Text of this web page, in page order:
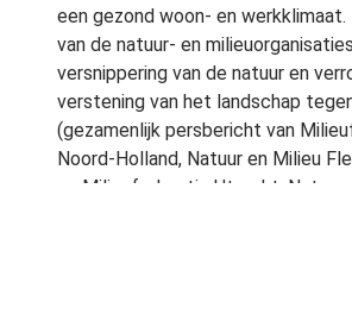
een gezond woon- en werkklimaat.
van de natuur- en
versnippering van de natuur en
verstening van het landschap
(gezamenlijk persbericht van
Noord-Holland, Natuur en Milieu
en Milieufederatie Utrecht,